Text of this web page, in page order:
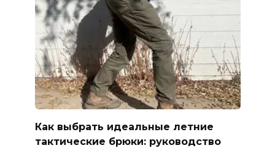
Как выбрать идеальные летние
тактические брюки: руководство